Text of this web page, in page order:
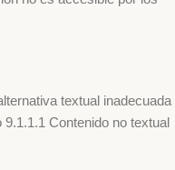
textual inadecuada
Contenido no textual